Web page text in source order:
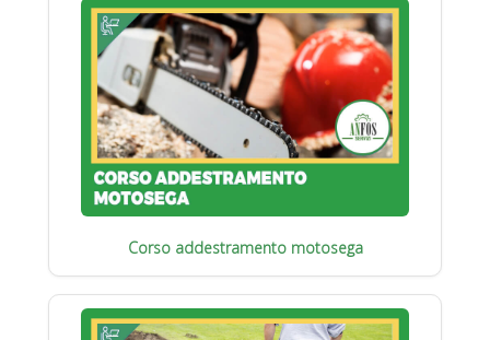
Corso addestramento motosega